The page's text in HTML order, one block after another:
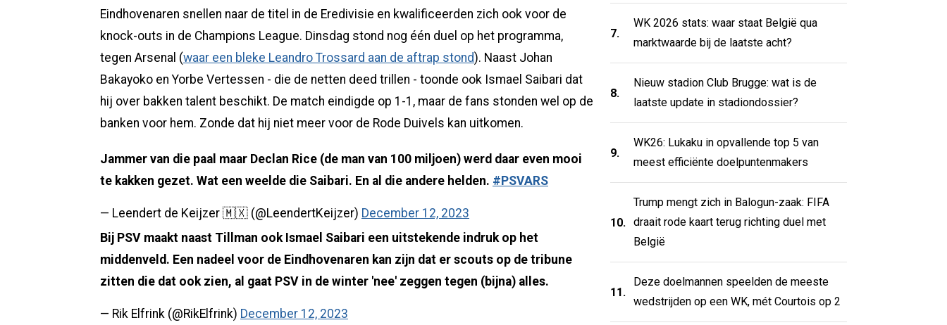
Eindhovenaren snellen naar de titel in de Eredivisie en kwalificeerden zich ook voor de
knock-outs in de Champions League. Dinsdag stond nog één duel op het programma,
tegen Arsenal (waar een bleke Leandro Trossard aan de aftrap stond). Naast Johan
Bakayoko en Yorbe Vertessen - die de netten deed trillen - toonde ook Ismael Saibari dat
hij over bakken talent beschikt. De match eindigde op 1-1, maar de fans stonden wel op de
banken voor hem. Zonde dat hij niet meer voor de Rode Duivels kan uitkomen.
Jammer van die paal maar Declan Rice (de man van 100 miljoen) werd daar even mooi
te kakken gezet. Wat een weelde die Saibari. En al die andere helden. #PSVARS
— Leendert de Keijzer 🇲🇽 (@LeendertKeijzer) December 12, 2023
Bij PSV maakt naast Tillman ook Ismael Saibari een uitstekende indruk op het
middenveld. Een nadeel voor de Eindhovenaren kan zijn dat er scouts op de tribune
zitten die dat ook zien, al gaat PSV in de winter 'nee' zeggen tegen (bijna) alles.
— Rik Elfrink (@RikElfrink) December 12, 2023
7.
WK 2026 stats: waar staat België qua
marktwaarde bij de laatste acht?
8.
Nieuw stadion Club Brugge: wat is de
laatste update in stadiondossier?
9.
WK26: Lukaku in opvallende top 5 van
meest efficiënte doelpuntenmakers
10.
Trump mengt zich in Balogun-zaak: FIFA
draait rode kaart terug richting duel met
België
11.
Deze doelmannen speelden de meeste
wedstrijden op een WK, mét Courtois op 2